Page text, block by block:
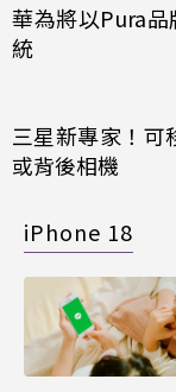
華為將以Pura
統
三星新專家！可
或背後相機
iPhone 18